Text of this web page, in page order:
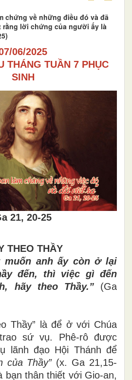
chứng về những điều đó và đã
rằng lời chứng của người ấy là
06/2025
THÁNG TUẦN 7 PHỤC
SINH
21, 20-25
THEO THẦY
muốn anh ấy còn ở lại
đến, thì việc gì đến
hãy theo Thầy.” (Ga
Thầy” là để ở với Chúa
sứ vụ. Phê-rô được
lãnh đạo Hội Thánh để
của Thầy”(x. Ga 21,15-
bạn thân thiết với Gio-an,